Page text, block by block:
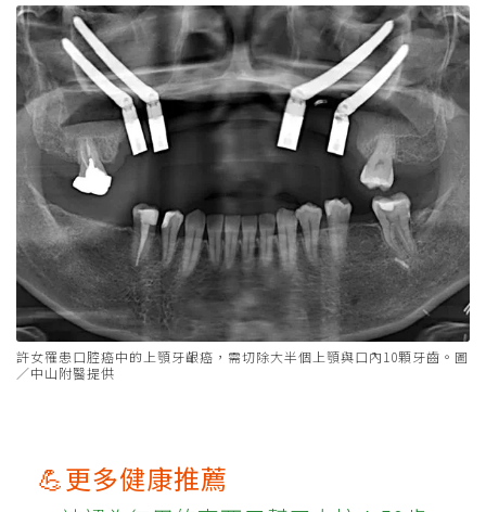
許女罹患口腔癌中的上顎牙齦癌，需切除大半個上顎與口內10顆牙齒。圖
／中山附醫提供
💪更多健康推薦